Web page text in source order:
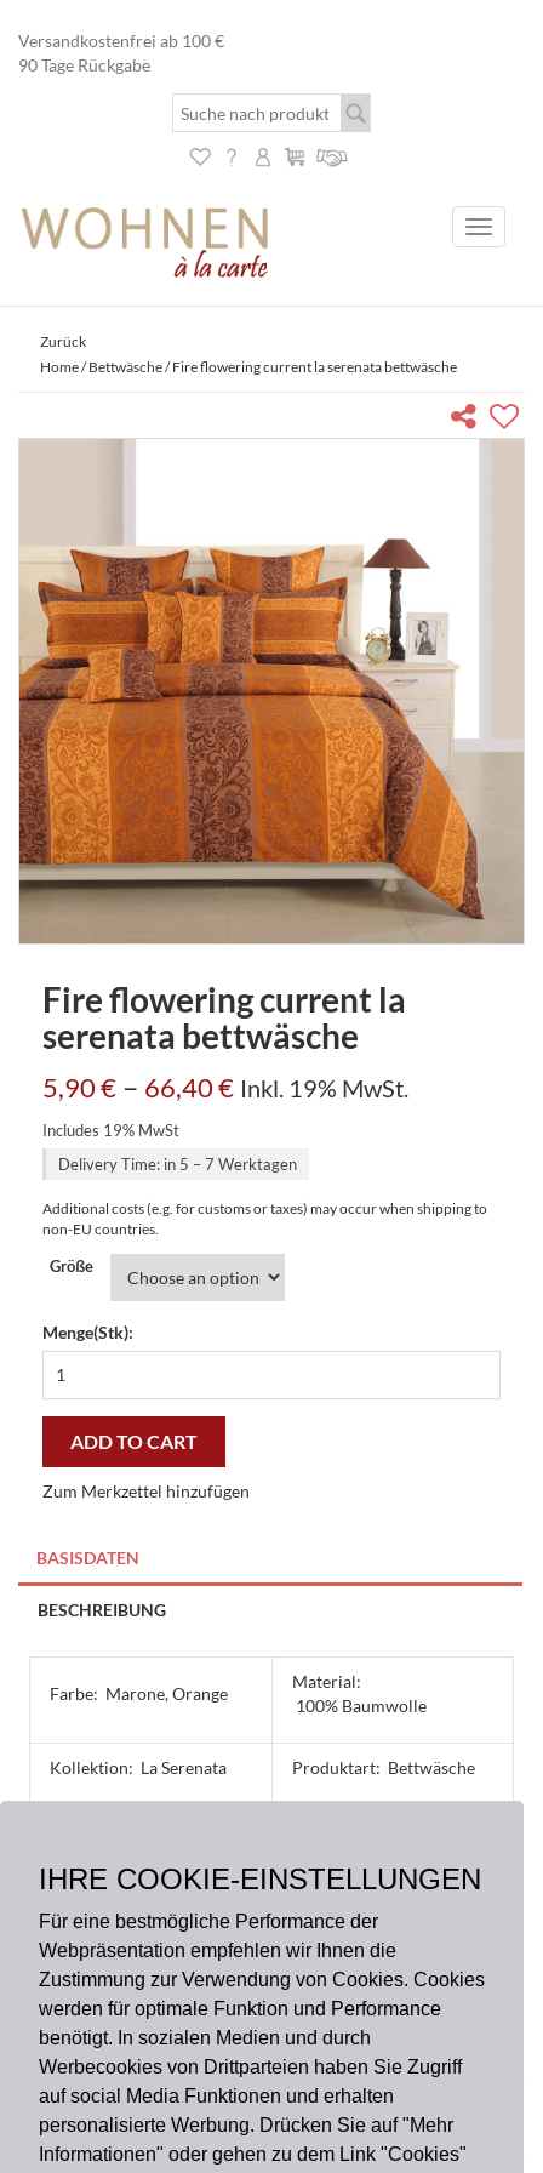
IHRE COOKIE-EINSTELLUNGEN
Für eine bestmögliche Performance der
Webpräsentation empfehlen wir Ihnen die
Zustimmung zur Verwendung von Cookies. Cookies
werden für optimale Funktion und Performance
benötigt. In sozialen Medien und durch
Werbecookies von Drittparteien haben Sie Zugriff
auf social Media Funktionen und erhalten
personalisierte Werbung. Drücken Sie auf "Mehr
Informationen" oder gehen zu dem Link "Cookies"
Versandkostenfrei ab 100 €
90 Tage Rückgabe
Toggle
Zurück
Home/Bettwäsche/ Fire flowering current la serenata bettwäsche
Fire flowering current la
serenata bettwäsche
5,90€ – 66,40€ Inkl. 19% MwSt.
Includes 19% MwSt
Delivery Time: in 5 – 7 Werktagen
Additional costs (e.g. for customs or taxes) may occur when shipping to
non-EU countries.
Größe
Menge(Stk):
flowering
bettwäsche
ADD TO CART
Zum Merkzettel hinzufügen
BASISDATEN
BESCHREIBUNG
Farbe: Marone, Orange
Material:
100% Baumwolle
Kollektion: La Serenata Produktart: Bettwäsche
40 x 80 cm, 80 x 80 cm
Zahlungsart
Versandart